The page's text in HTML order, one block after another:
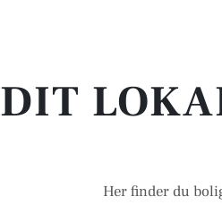
DIT
Her finder du